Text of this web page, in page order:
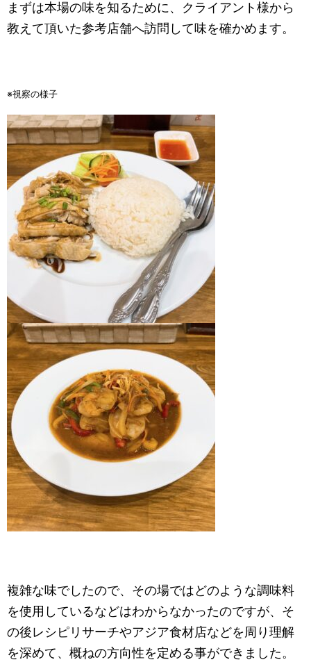
まずは本場の味を知るために、クライアント様から
教えて頂いた参考店舗へ訪問して味を確かめます。
※視察の様子
複雑な味でしたので、その場ではどのような調味料
を使用しているなどはわからなかったのですが、そ
の後レシピリサーチやアジア食材店などを周り理解
を深めて、概ねの方向性を定める事ができました。